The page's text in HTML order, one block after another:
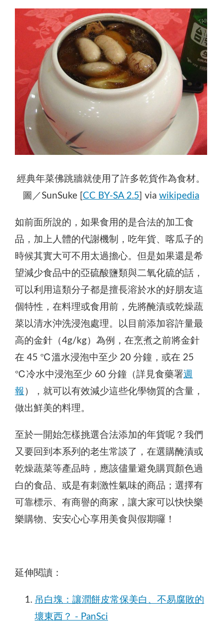
經典年菜佛跳牆就使用了許多乾貨作為食材。
圖／SunSuke [ CC BY-SA 2.5 ] via wikipedia
如前面所說的，如果食用的是合法的加工食
品，加上人體的代謝機制，吃年貨、喀瓜子的
時候其實大可不用太過擔心。但是如果還是希
望減少食品中的亞硫酸鹽類與二氧化硫的話，
可以利用這類分子都是擅長溶於水的好朋友這
個特性，在料理或食用前，先將醃漬或乾燥蔬
菜以清水沖洗浸泡處理。以目前添加容許量最
高的金針（4g/kg）為例，在烹煮之前將金針
在 45 ℃溫水浸泡中至少 20 分鐘，或在 25
℃冷水中浸泡至少 60 分鐘（詳見食藥署週
報 ），就可以有效減少這些化學物質的含量，
做出鮮美的料理。
至於一開始怎樣挑選合法添加的年貨呢？我們
又要回到本系列的老生常談了，在選購醃漬或
乾燥蔬菜等產品時，應該儘量避免購買顏色過
白的食品、或是有刺激性氣味的商品；選擇有
可靠標示、有商譽的商家，讓大家可以快快樂
樂購物、安安心心享用美食與假期囉！
延伸閱讀：
吊白塊：讓潤餅皮常保美白、不易腐敗的
壞東西？ - PanSci